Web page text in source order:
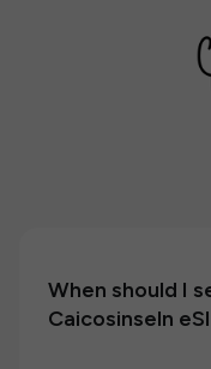
When should I
Caicosinseln